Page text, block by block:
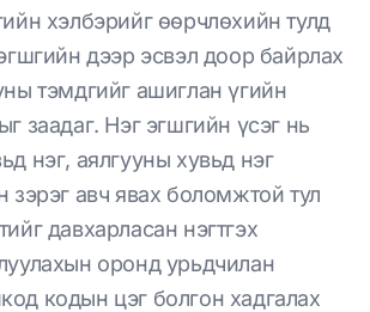
хэлбэрийг өөрчлөхийн тулд
дээр эсвэл доор байрлах
тэмдгийг ашиглан үгийн
заадаг. Нэг эгшгийн үсэг нь
нэг, аялгууны хувьд нэг
зэрэг авч явах боломжтой тул
давхарласан нэгтгэх
оронд урьдчилан
кодын цэг болгон хадгалах